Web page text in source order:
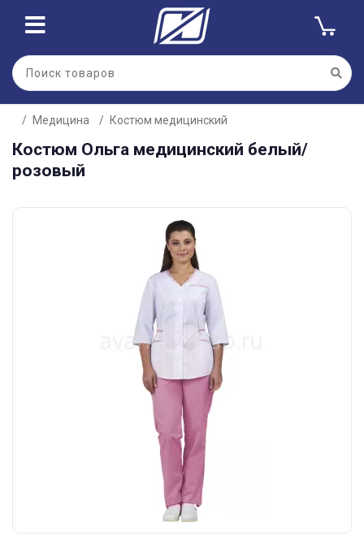
Медицина Костюм медицинский
Костюм Ольга медицинский белый/
розовый